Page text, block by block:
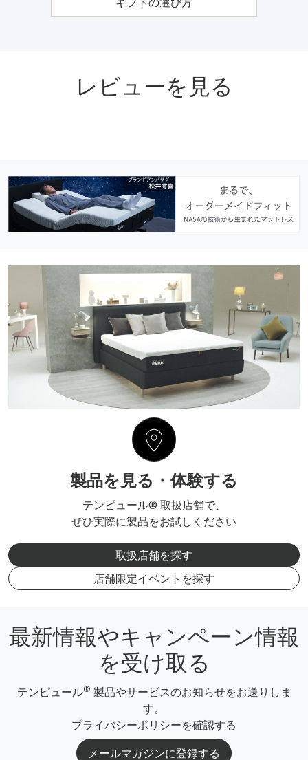
レビューを見る
製品を見る・体験する
テンピュール® 取扱店舗で、
ぜひ実際に製品をお試しください
取扱店舗を探す
店舗限定イベントを探す
最新情報やキャンペーン情報
を受け取る
テンピュール® 製品やサービスのお知らせをお送りしま
す。
プライバシーポリシーを確認する
メールマガジンに登録する